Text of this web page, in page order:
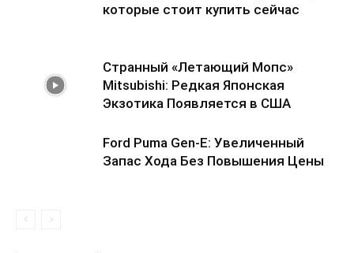
которые стоит купить сейчас
Странный «Летающий Мопс»
Mitsubishi: Редкая Японская
Экзотика Появляется в США
Ford Puma Gen-E: Увеличенный
Запас Хода Без Повышения Цены